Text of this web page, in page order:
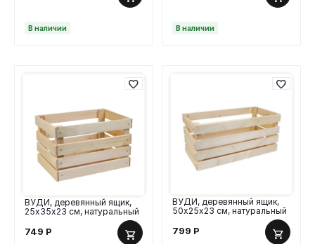
В наличии В наличии
ВУДИ, деревянный ящик,
25х35х23 см, натуральный
749 Р
ВУДИ, деревянный ящик,
50х25х23 см, натуральный
799 Р